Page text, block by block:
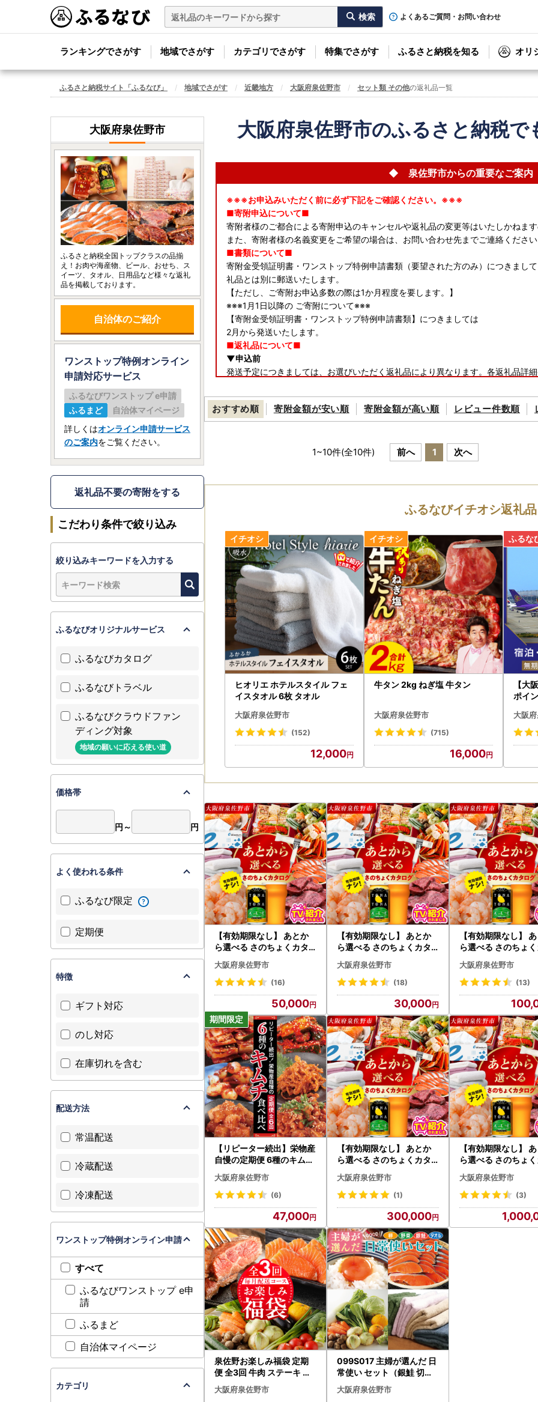
よくあるご質問・お問い合わせ
ランキングでさがす 地域でさがす カテゴリでさがす 特集でさがす ふるさと納税を知る オリ
ふるさと納税サイト「ふるなび」 地域でさがす 近畿地方 大阪府泉佐野市 セット類 その他の返礼品一覧
大阪府泉佐野市のふるさと納税
◆ 泉佐野市からの重要なご案
※※※お申込みいただく前に必ず下記をご確認ください。※※※
■寄附申込について■
寄附者様のご都合による寄附申込のキャンセルや返礼品の変更等はいたしかねま
また、寄附者様の名義変更をご希望の場合は、お問い合わせ先までご連絡くださ
■書類について■
寄附金受領証明書・ワンストップ特例申請書類（要望された方のみ）につきまし
礼品とは別に郵送いたします。
【ただし、ご寄附お申込多数の際は1か月程度を要します。】
※※※1月1日以降の ご寄附について※※※
【寄附金受領証明書・ワンストップ特例申請書類】につきましては
2月から発送いたします。
■返礼品について■
▼申込前
発送予定につきましては、お選びいただく返礼品により異なります。各返礼品詳
らかじめご了承の上お申し込みいただきますようお願いいたします。
また、返礼品をお受け取りいただけないご不在期間等がございましたら、備考欄
ください。ただし、お届け時期の指定等のご要望につきましては対応いたしかね
返礼品の発送時には、ご登録のメールアドレス宛てに発送開始案内のメールをお
寄附者様のご都合により返礼品が発送元事業者へ返品された場合は再送いたしか
なお、返礼品の発送準備中のためご連絡いただくタイミングにより対応いたしか
▼お届け後
返礼品のお受け取り後はすぐに中身や状態をご確認いただき、万が一不具合等が
問い合わせ先まで画像を添付の上ご連絡いただきますようお願い申し上げます。
なお、お受け取りからお日にちが経過した後のご連絡につきましては対応いたし
ださい。
■ワンストップ特例申請についてのご案内■
泉佐野市では、寄附者様のワンストップ特例申請のお手続きの負担を軽減するた
マートフォンで申請が完結する方法がご利用いただけます。申請書の作成や返送
すことができますので、マイナンバーカードをお持ちの方は是非ともご活用いた
附いただいた後にお送りするワンストップ特例申請書類をご確認ください。
なお、従来通りの「書類郵送による申請」も引き続きご利用いただけます。
ワンストップ特例申請の受付完了後には、ご登録のメールアドレス宛てに受付完
ールアドレスのご登録がない方へは、書面にてお送りいたします。
▼大阪府泉佐野市「ふるまど」
新規アカウント登録の上ログインし寄附情報を追加していただきますと、公的個
https://iam-jpki.jp/lp/iam-furumado/（（※外部サイトへ遷移します）
▼申請書送付先
〒885-0078 宮崎県都城市宮丸町3070-1
※泉佐野市ではワンストップ特例申請関連業務を外部委託しております。
※注意事項※
・ワンストップ特例申請の期限（必着）はご寄附翌年の1月10日です。
・複数回ご寄附をいただいている場合は、ご寄附ごとに申請のお手続きが必要で
・当市専用の申請書以外の受付完了までにはお時間をいただきますので、当市よ
い。
■問い合わせについて■
メールでのお問い合わせが非常に多く、ご回答にお時間を要しております。誠に
お時間を頂く場合もございますのであらかじめご了承ください。
また、お電話も大変混み合っておりご迷惑をおかけしておりますが、何卒よろし
▼お問い合わせ先
【寄附申込・書類・返礼品に関すること】
泉佐野ふるさと納税事務局
電話：072-468-6120（9:00～17:00 ※土日祝・年末年始を除く）
メール：izumisano-furusato@home-tax.jp
【ワンストップ特例申請に関すること】
泉佐野市ふるさと納税ワンストップ申請係
電話：050-3100-1726（9:00～18:00 ※土日祝・年末年始を除く）
メール：support@furusato-izumisano.jp
▼泉佐野市ふるさと納税特設サイト「さのちょく」
よくあるご質問https://furusato-izumisano.jp/faq/index.php（※外部サイトへ
お問い合わせフォームhttps://furusato-izumisano.jp/contact/（※外部サイトへ
おすすめ順 寄附金額が安い順 寄附金額が高い順 レビュー件数順
1~10件(全10件) 前へ 1 次へ
ふるなびイチオシ返礼品
ヒオリエ ホテルスタイル フェ
イスタオル 6枚 タオル
大阪府泉佐野市
(152)
12,000
牛タン 2kg ねぎ塩 牛タン
大阪府泉佐野市
(715)
16,000
【大
ポイ
大阪
【有効期限なし】 あとか
ら選べる さのちょくカタ
ログ（寄附50,000円コー
ス）
大阪府泉佐野市
(16)
50,000
【有効期限なし】 あとか
ら選べる さのちょくカタ
ログ（寄附30,000円コー
ス）
大阪府泉佐野市
(18)
30,000
【有効期限なし】
ら選べる さのちょ
ログ（寄附
ース）
大阪府泉佐野市
(13)
【リピーター続出】栄物産
自慢の定期便 6種のキムチ
食べ比べ【毎月配送コース
全6回】
大阪府泉佐野市
(6)
47,000
【有効期限なし】 あとか
ら選べる さのちょくカタ
ログ（寄附300,000円コ
ース）
大阪府泉佐野市
(1)
300,000
【有効期限なし】
ら選べる さのちょ
ログ（寄附
コース）
大阪府泉佐野市
(3)
泉佐野お楽しみ福袋 定期
便 全3回 牛肉 ステーキ 海
鮮 サーモン 野菜【毎月発
送コース】
大阪府泉佐野市
099S017 主婦が選んだ 日
常使い セット（銀鮭 切り
身 たまご 野菜 泉州タオル
）
大阪府泉佐野市
大阪府泉佐野市
ふるさと納税全国トップクラスの品揃
え！お肉や海産物、ビール、おせち、ス
イーツ、タオル、日用品など様々な返礼
品を掲載しております。
自治体のご紹介
ワンストップ特例オンライン
申請対応サービス
ふるなびワンストップ e申請
ふるまど
自治体マイページ
詳しくはオンライン申請サービス
のご案内をご覧ください。
返礼品不要の寄附をする
こだわり条件で絞り込み
絞り込みキーワードを入力する
ふるなびオリジナルサービス
ふるなびカタログ
ふるなびトラベル
ふるなびクラウドファン
ディング対象
地域の願いに応える使い道
価格帯
円～ 円
よく使われる条件
ふるなび限定
定期便
特徴
ギフト対応
のし対応
在庫切れを含む
配送方法
常温配送
冷蔵配送
冷凍配送
ワンストップ特例オンライン申請
すべて
ふるなびワンストップ e申
請
ふるまど
自治体マイページ
カテゴリ